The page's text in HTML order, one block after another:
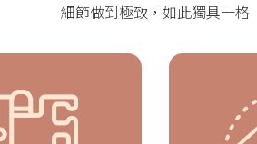
細節做到極致，如此獨具一格